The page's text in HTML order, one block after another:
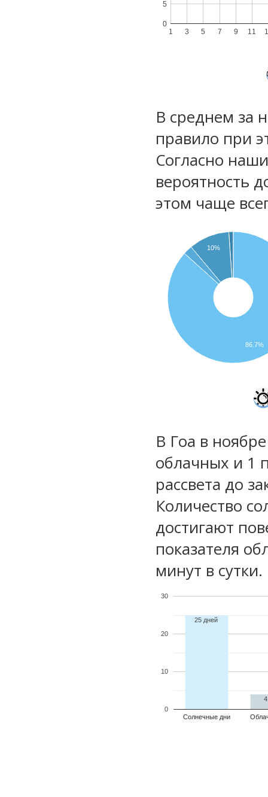
1 3 5 7 9 11
0
5
В среднем за
правило при
Согласно
вероятность
этом чаще
10%
86.7%
В Гоа в
облачных и 1
рассвета до
Количество
достигают
показателя
минут в сутки.
Солнечные дни
0
10
20
30
25 дней